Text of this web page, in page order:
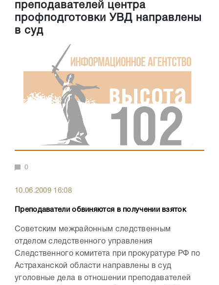
преподавателей центра
профподготовки УВД направлены
в суд
0
10.06.2009 16:08
Преподаватели обвиняются в получении взяток
Советским межрайонным следственным
отделом следственного управления
Следственного комитета при прокуратуре РФ по
Астраханской области направлены в суд
уголовные дела в отношении преподавателей